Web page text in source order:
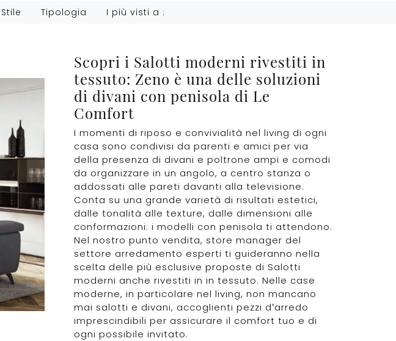
Stile Tipologia I più visti a :
Scopri i Salotti moderni rivestiti in
tessuto: Zeno è una delle soluzioni
di divani con penisola di Le
Comfort
I momenti di riposo e convivialità nel living di ogni
casa sono condivisi da parenti e amici per via
della presenza di divani e poltrone ampi e comodi
da organizzare in un angolo, a centro stanza o
addossati alle pareti davanti alla televisione.
Conta su una grande varietà di risultati estetici,
dalle tonalità alle texture, dalle dimensioni alle
conformazioni: i modelli con penisola ti attendono.
Nel nostro punto vendita, store manager del
settore arredamento esperti ti guideranno nella
scelta delle più esclusive proposte di Salotti
moderni anche rivestiti in in tessuto. Nelle case
moderne, in particolare nel living, non mancano
mai salotti e divani, accoglienti pezzi d’arredo
imprescindibili per assicurare il comfort tuo e di
ogni possibile invitato.